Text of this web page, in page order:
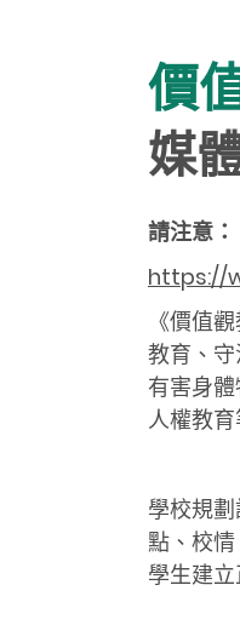
價
媒
請注意
https://
《價值
教育、
有害身
人權教育
學校規
點、校
學生建